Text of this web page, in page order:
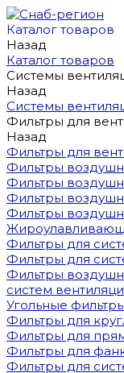
Каталог товаров
Назад
Каталог товаров
Системы
Назад
Системы
Фильтры для
Назад
Фильтры для
Фильтры
Фильтры
Фильтры
Фильтры
Фильтры для
Фильтры для
Фильтры
систем
Угольные
Фильтры для
Фильтры для
Фильтры для
Фильтры для